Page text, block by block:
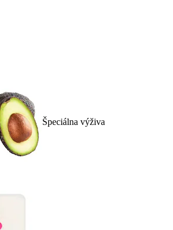
Špeciálna výživa